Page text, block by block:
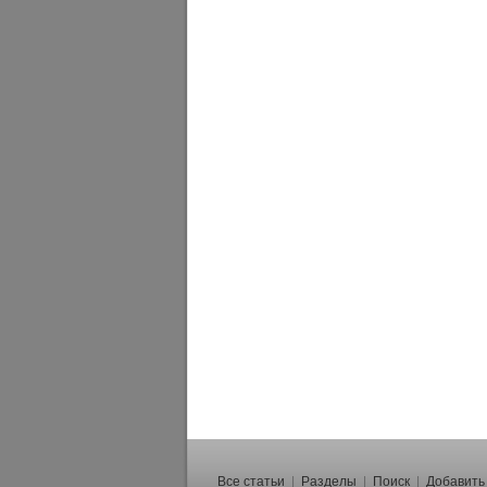
Все статьи Разделы Поиск